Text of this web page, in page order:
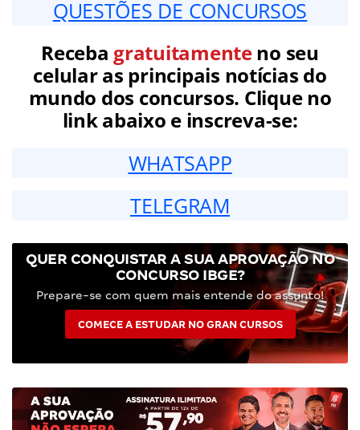
QUESTÕES DE CONCURSOS
Receba gratuitamenteno seu
celular as principais notícias do
mundo dos concursos. Clique no
link abaixo e inscreva-se:
WHATSAPP
TELEGRAM
QUER CONQUISTAR A SUA APROVAÇÃO NO
CONCURSO IBGE?
Prepare-se com quem mais entende do assunto!
COMECE A ESTUDAR NO GRAN CURSOS